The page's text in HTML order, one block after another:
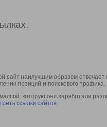
сайт наилучшим образом
позиций и поискового трафика.
которую они заработали
ссылки сайтов